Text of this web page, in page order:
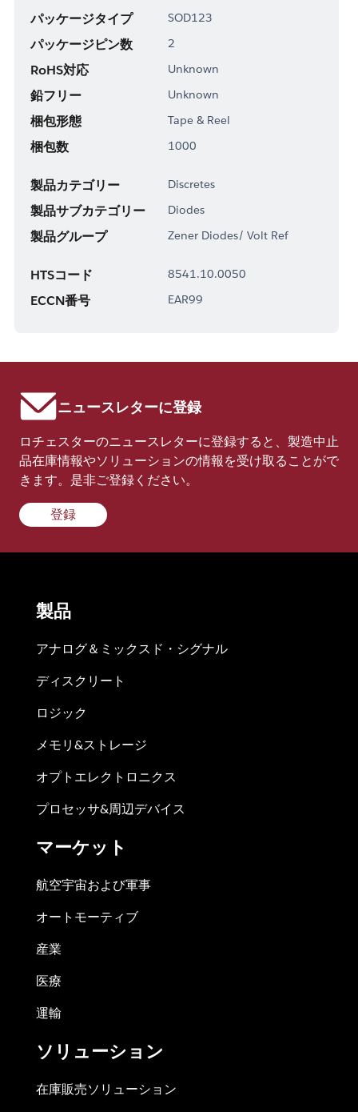
パッケージタイプ SOD123
パッケージピン数 2
RoHS対応 Unknown
鉛フリー Unknown
梱包形態 Tape & Reel
梱包数 1000
製品カテゴリー Discretes
製品サブカテゴリー Diodes
製品グループ Zener Diodes/ Volt Ref
HTSコード 8541.10.0050
ECCN番号 EAR99
ニュースレターに登録
ロチェスターのニュースレターに登録すると、製造中止
品在庫情報やソリューションの情報を受け取ることがで
きます。是非ご登録ください。
登録
製品
アナログ＆ミックスド・シグナル
ディスクリート
ロジック
メモリ&ストレージ
オプトエレクトロニクス
プロセッサ&周辺デバイス
マーケット
航空宇宙および軍事
オートモーティブ
産業
医療
運輸
ソリューション
在庫販売ソリューション